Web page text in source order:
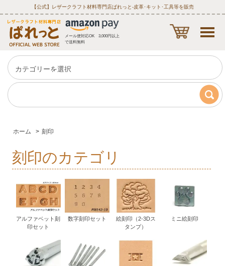
【公式】レザークラフト材料専門店ぱれっと‐皮革･キット･工具等を販売
メール便対応OK 3,000円以上
で送料無料
ホーム > 刻印
刻印のカテゴリ
アルファベット刻
印セット
数字刻印セット
絵刻印（2-3Dス
タンプ）
ミニ絵刻印